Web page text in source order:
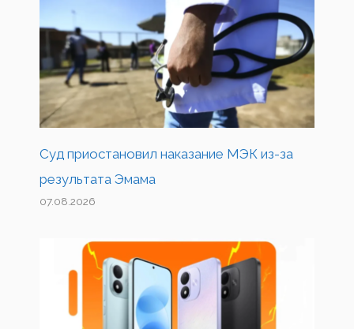
Суд приостановил наказание МЭК из-за
результата Эмама
07.08.2026